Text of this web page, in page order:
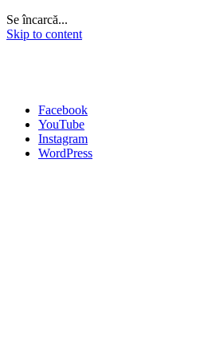
Se încarcă...
Skip to content
Facebook
YouTube
Instagram
WordPress